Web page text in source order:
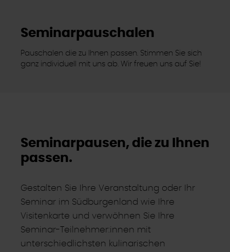
Seminarpauschalen
Pauschalen die zu Ihnen passen. Stimmen Sie sich
ganz individuell mit uns ab. Wir freuen uns auf Sie!
Seminarpausen, die zu Ihnen
passen.
Gestalten Sie Ihre Veranstaltung oder Ihr
Seminar im Südburgenland wie Ihre
Visitenkarte und verwöhnen Sie Ihre
Seminar-Teilnehmer:innen mit
unterschiedlichsten kulinarischen